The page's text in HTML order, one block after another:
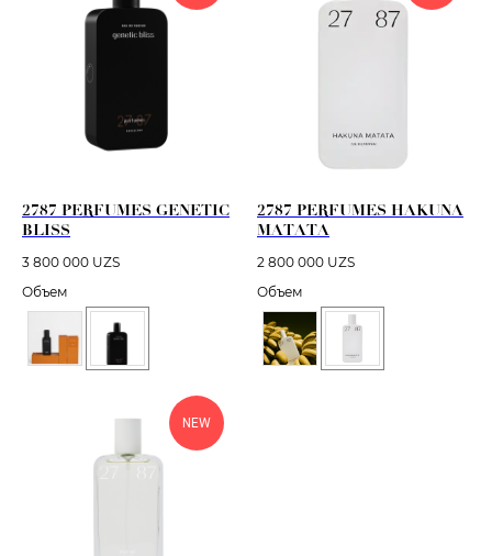
2787 PERFUMES GENETIC
BLISS
3 800 000 UZS
Объем
2787 PERFUMES HAKUNA
MATATA
2 800 000 UZS
Объем
NEW